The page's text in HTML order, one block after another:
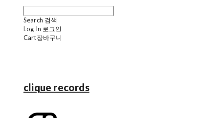
Search 검색
Log In 로그인
Cart장바구니
clique records